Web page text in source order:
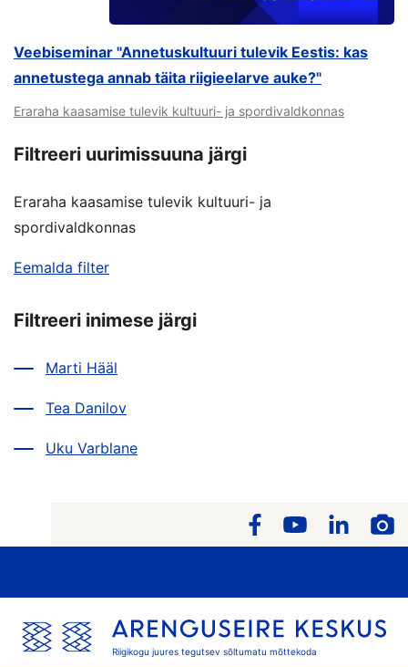
Veebiseminar "Annetuskultuuri tulevik Eestis: kas
annetustega annab täita riigieelarve auke?"
Eraraha kaasamise tulevik kultuuri- ja spordivaldkonnas
Filtreeri uurimissuuna järgi
Eraraha kaasamise tulevik kultuuri- ja
spordivaldkonnas
Eemalda filter
Filtreeri inimese järgi
Marti Hääl
Tea Danilov
Uku Varblane
Riigikogu juures tegutsev sõltumatu mõttekoda